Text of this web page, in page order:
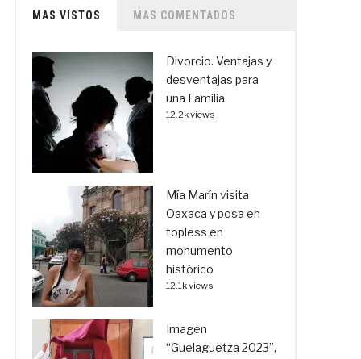
MAS VISTOS MAS COMENTADOS
Divorcio. Ventajas y
desventajas para
una Familia
12.2k views
Mía Marín visita
Oaxaca y posa en
topless en
monumento
histórico
12.1k views
Imagen
“Guelaguetza 2023”,